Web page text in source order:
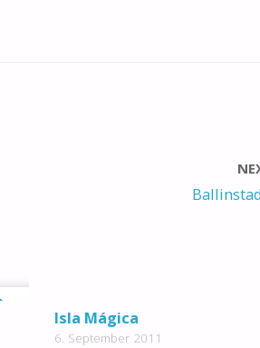
Isla Mágica
6. September 2011